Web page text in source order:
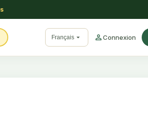
Français  Connexion